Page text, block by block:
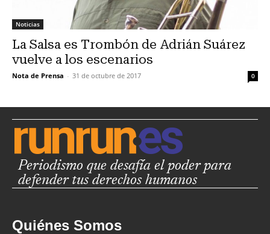
Noticias
La Salsa es Trombón de Adrián Suárez
vuelve a los escenarios
Nota de Prensa - 31 de octubre de 2017 0
Periodismo que desafía el poder para
defender tus derechos humanos
Quiénes Somos